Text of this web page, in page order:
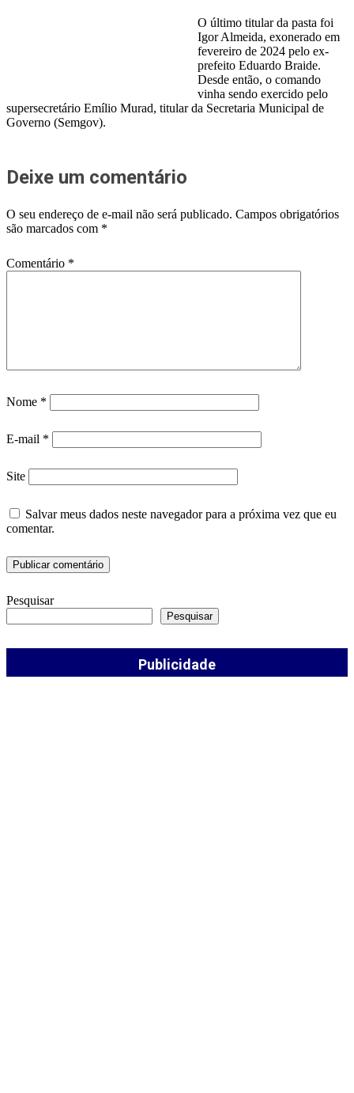
O último titular da pasta foi
Igor Almeida, exonerado em
fevereiro de 2024 pelo ex-
prefeito Eduardo Braide.
Desde então, o comando
vinha sendo exercido pelo
supersecretário Emílio Murad, titular da Secretaria Municipal de
Governo (Semgov).
Deixe um comentário
O seu endereço de e-mail não será publicado. Campos obrigatórios
são marcados com *
Comentário *
Nome *
E-mail *
Site
Salvar meus dados neste navegador para a próxima vez que eu
comentar.
Pesquisar
Pesquisar
Publicidade